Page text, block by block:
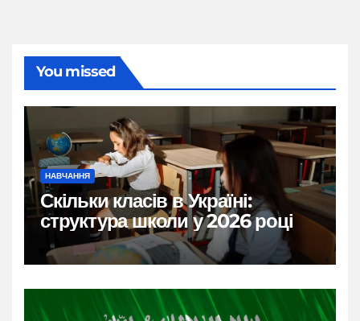
You missed
НАВЧАННЯ
Скільки класів в Україні:
структура школи у 2026 році